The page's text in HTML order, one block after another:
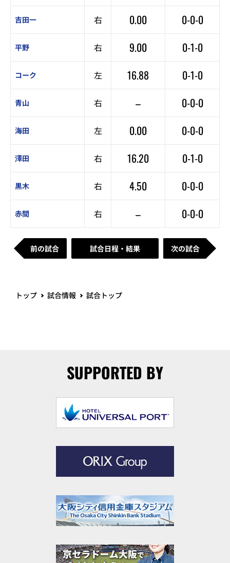
吉田一 右 0.00 0-0-0
平野 右 9.00 0-1-0
コーク 左 16.88 0-1-0
青山 右 – 0-0-0
海田 左 0.00 0-0-0
澤田 右 16.20 0-1-0
黒木 右 4.50 0-0-0
赤間 右 – 0-0-0
前の試合 試合日程・結果 次の試合
トップ 試合情報 試合トップ
SUPPORTED BY